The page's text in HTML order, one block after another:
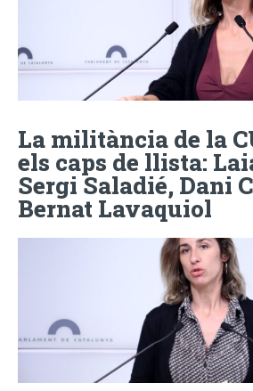
La militància de la
els caps de llista:
Sergi Saladié, Dani
Bernat Lavaquiol